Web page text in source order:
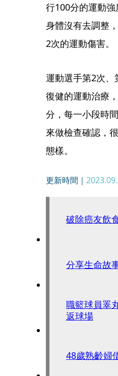
行100分的運動
身體沒有去調整
2次的運動傷害。
運動選手第2次、
復健的運動治療
分，每一小段時
來做檢查確認，
態樣。
更新時間｜
破除癌友飲
分享生命故
職籃球員睪
返球場
48歲熟齡婦